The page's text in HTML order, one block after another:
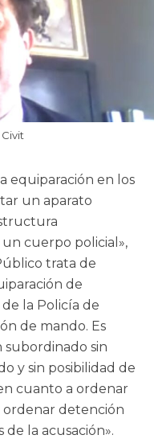
equiparación en los
un aparato
cuerpo policial»,
trata de
de
la Policía de
de mando. Es
sin
y sin posibilidad de
cuanto a ordenar
ordenar detención
de la acusación».